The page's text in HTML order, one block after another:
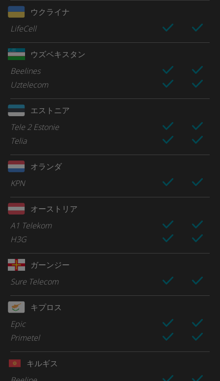
ウクライナ
LifeCell
ウズベキスタン
Beelines
Uztelecom
エストニア
Tele 2 Estonie
Telia
オランダ
KPN
オーストリア
A1 Telekom
H3G
ガーンジー
Sure Telecom
キプロス
Epic
Primetel
キルギス